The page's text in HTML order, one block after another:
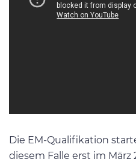
Die EM-Qualifikation
diesem Falle erst im März